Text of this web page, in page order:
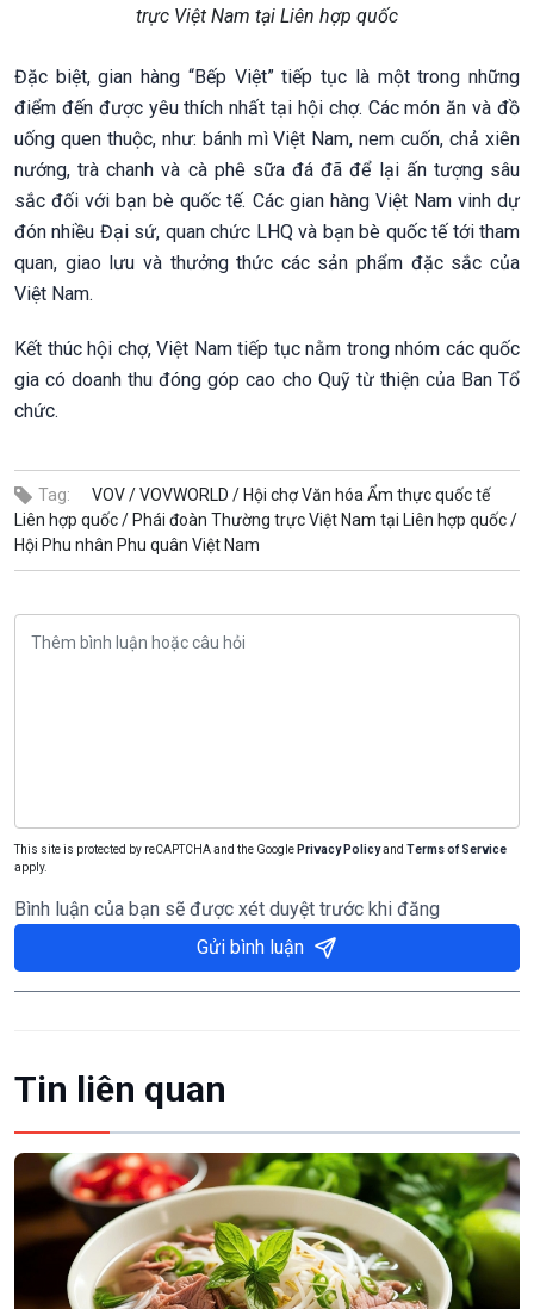
trực Việt Nam tại Liên hợp quốc
Đặc biệt, gian hàng “Bếp Việt” tiếp tục là một trong những
điểm đến được yêu thích nhất tại hội chợ. Các món ăn và đồ
uống quen thuộc, như: bánh mì Việt Nam, nem cuốn, chả xiên
nướng, trà chanh và cà phê sữa đá đã để lại ấn tượng sâu
sắc đối với bạn bè quốc tế. Các gian hàng Việt Nam vinh dự
đón nhiều Đại sứ, quan chức LHQ và bạn bè quốc tế tới tham
quan, giao lưu và thưởng thức các sản phẩm đặc sắc của
Việt Nam.
Kết thúc hội chợ, Việt Nam tiếp tục nằm trong nhóm các quốc
gia có doanh thu đóng góp cao cho Quỹ từ thiện của Ban Tổ
chức.
Tag: VOV /VOVWORLD / Hội chợ Văn hóa Ẩm thực quốc tế
Liên hợp quốc / Phái đoàn Thường trực Việt Nam tại Liên hợp quốc /
Hội Phu nhân Phu quân Việt Nam
This site is protected by reCAPTCHA and the Google Privacy Policyand Terms of Service
apply.
Bình luận của bạn sẽ được xét duyệt trước khi đăng
Gửi bình luận
Tin liên quan